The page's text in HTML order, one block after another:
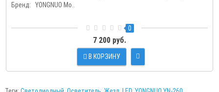
Бренд: YONGNUO Мо..
0
7 200 руб.
В КОРЗИНУ